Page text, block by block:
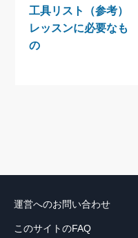
工具リスト（参考）
レッスンに必要なも
の
運営へのお問い合わせ
このサイトのFAQ